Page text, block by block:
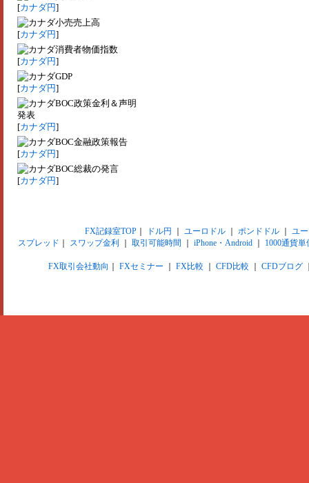
[カナダ円]
小売売上高
[カナダ円]
消費者物価指数
[カナダ円]
GDP
[カナダ円]
BOC政策金利＆声明
発表
[カナダ円]
BOC金融政策報告
[カナダ円]
BOC総裁の発言
[カナダ円]
FX記録室TOP｜ ドル円 ユーロドル｜ ポンドドル｜ ユ
スプレッド
スワップ金利 取引可能時間 iPhone・Android 1000通貨単
FX取引会社動向 FXセミナー FX比較 CFD比較 CFDブログ